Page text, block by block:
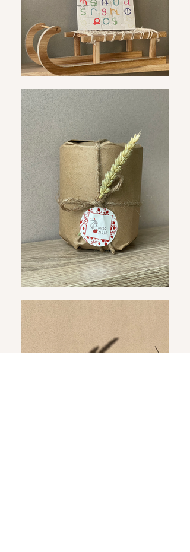
Contactez notre service client :
contact@noralik.com pour obtenir un numéro
d'autorisation de retour.
Emballez soigneusement le produit dans son
emballage d'origine, avec tous les accessoires
inclus. Attention : le produit ne doit pas avoir
de traces d'utilisation.
Incluez une copie de votre facture avec le
numéro d'autorisation de retour.
Expédiez le colis à l'adresse indiquée avec le
service de votre choix.
Remboursements Rapides :
Une fois que nous aurons reçu et inspecté votre
retour, nous procéderons au remboursement dans
les 7 jours ouvrables. Le remboursement sera
effectué sur le mode de paiement initial.
Note :
Les frais de retour sont à la charge du client,
sauf en cas de produit défectueux ou d'erreur de
notre part.
Pour toute question supplémentaire, n'hésitez pas
à contacter notre service client. Nous sommes là
pour vous assurer une expérience d'achat sans
souci chez NOR ALIK.